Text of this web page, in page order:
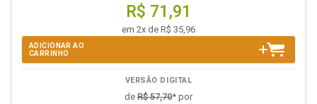
R$ 71,91
em 2x de R$ 35,96
ADICIONAR AO
CARRINHO
VERSÃO DIGITAL
de R$ 57,70* por